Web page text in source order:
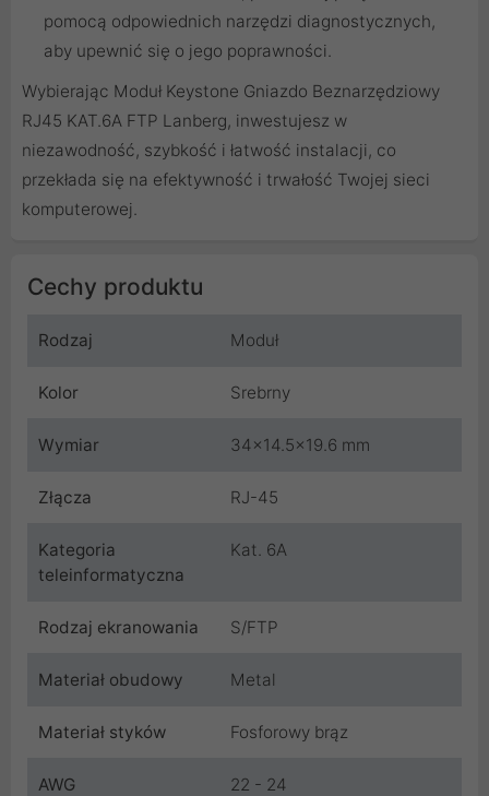
pomocą odpowiednich narzędzi diagnostycznych,
aby upewnić się o jego poprawności.
Wybierając Moduł Keystone Gniazdo Beznarzędziowy
RJ45 KAT.6A FTP Lanberg, inwestujesz w
niezawodność, szybkość i łatwość instalacji, co
przekłada się na efektywność i trwałość Twojej sieci
komputerowej.
Cechy produktu
Rodzaj Moduł
Kolor Srebrny
Wymiar 34x14.5x19.6 mm
Złącza RJ-45
Kategoria
teleinformatyczna
Kat. 6A
Rodzaj ekranowania S/FTP
Materiał obudowy Metal
Materiał styków Fosforowy brąz
AWG 22 - 24